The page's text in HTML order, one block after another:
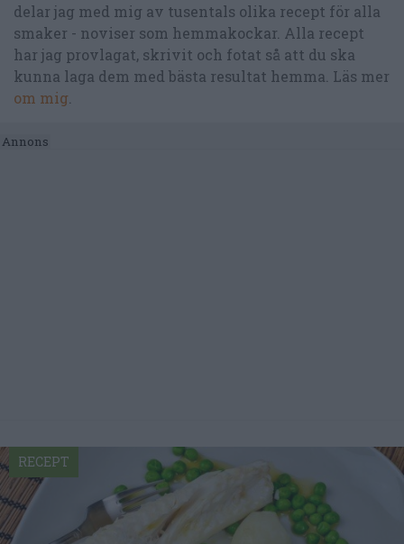
delar jag med mig av tusentals olika recept för alla
smaker - noviser som hemmakockar. Alla recept
har jag provlagat, skrivit och fotat så att du ska
kunna laga dem med bästa resultat hemma. Läs mer
om mig
RECEPT